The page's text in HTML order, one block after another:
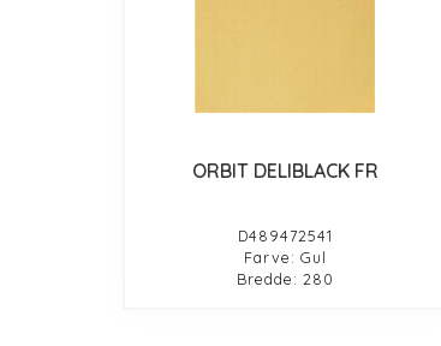
ORBIT DELIBLACK FR
D489472541
Farve: Gul
Bredde: 280